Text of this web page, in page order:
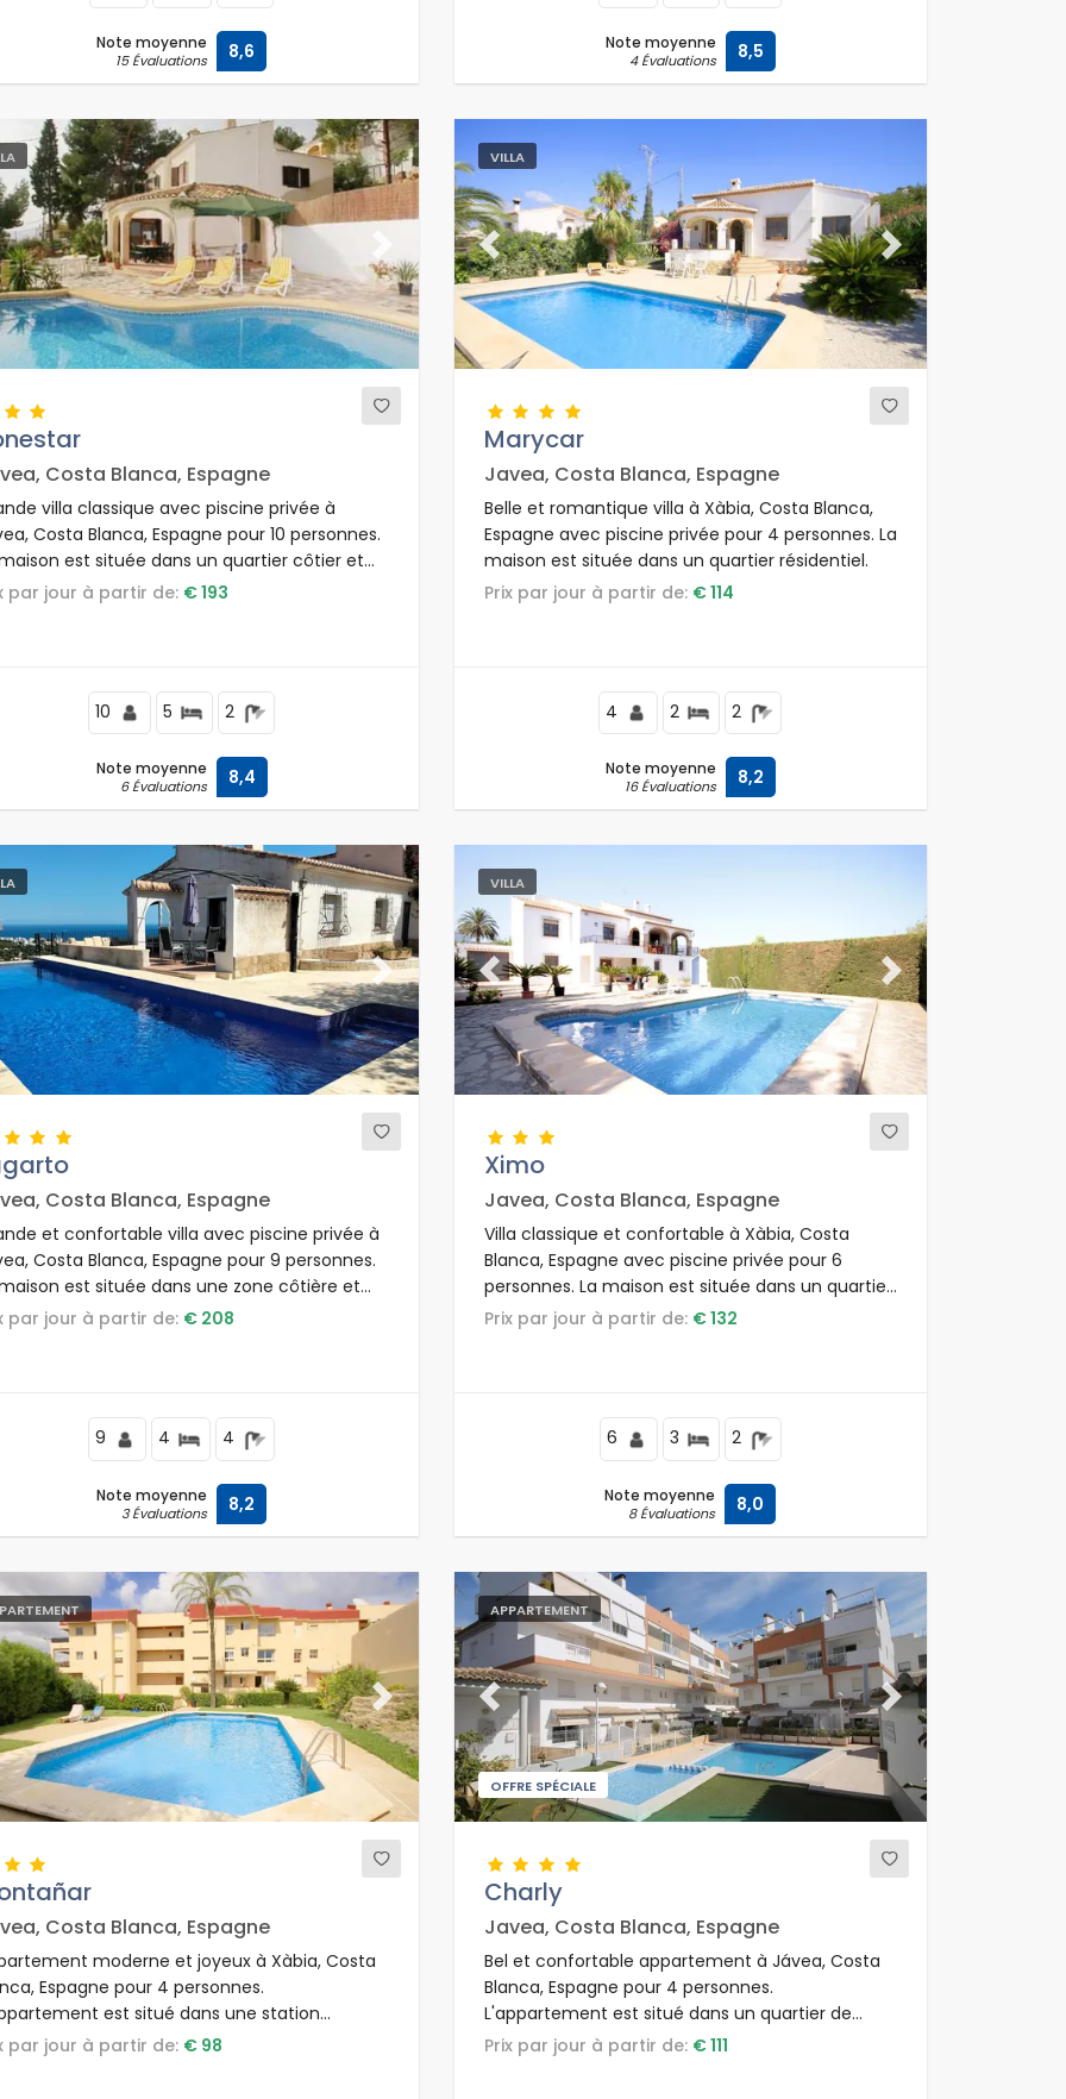
Note moyenne
15 Évaluations 8,6 Note moyenne
4 Évaluations 8,5
Next
Costa Blanca, Espagne
villa classique avec piscine privée à
Costa Blanca, Espagne pour 10 personnes.
est située dans un quartier côtier et
à 2 km de la plage de La Grava.
par jour à partir de: € 193
10 5 2
Note moyenne
6 Évaluations 8,4
VILLA
Previous Next
Marycar
Javea, Costa Blanca, Espagne
Belle et romantique villa à Xàbia, Costa Blanca,
Espagne avec piscine privée pour 4 personnes. La
maison est située dans un quartier résidentiel.
Prix par jour à partir de: € 114
4 2 2
Note moyenne
16 Évaluations 8,2
Next
Costa Blanca, Espagne
et confortable villa avec piscine privée à
Costa Blanca, Espagne pour 9 personnes.
est située dans une zone côtière et
par jour à partir de: € 208
9 4 4
Note moyenne
3 Évaluations 8,2
VILLA
Previous Next
Ximo
Javea, Costa Blanca, Espagne
Villa classique et confortable à Xàbia, Costa
Blanca, Espagne avec piscine privée pour 6
personnes. La maison est située dans un quartier
côtier et résidentiel, à proximité des restaurants
Prix par jour à partir de: € 132
6 3 2
Note moyenne
8 Évaluations 8,0
Next
Costa Blanca, Espagne
moderne et joyeux à Xàbia, Costa
Espagne pour 4 personnes.
est situé dans une station
dans un quartier résidentiel et à 100
par jour à partir de: € 98
APPARTEMENT
OFFRE SPÉCIALE
Previous Next
Charly
Javea, Costa Blanca, Espagne
Bel et confortable appartement à Jávea, Costa
Blanca, Espagne pour 4 personnes.
L'appartement est situé dans un quartier de
plage urbain, à proximité de restaurants et bars,
Prix par jour à partir de: € 111